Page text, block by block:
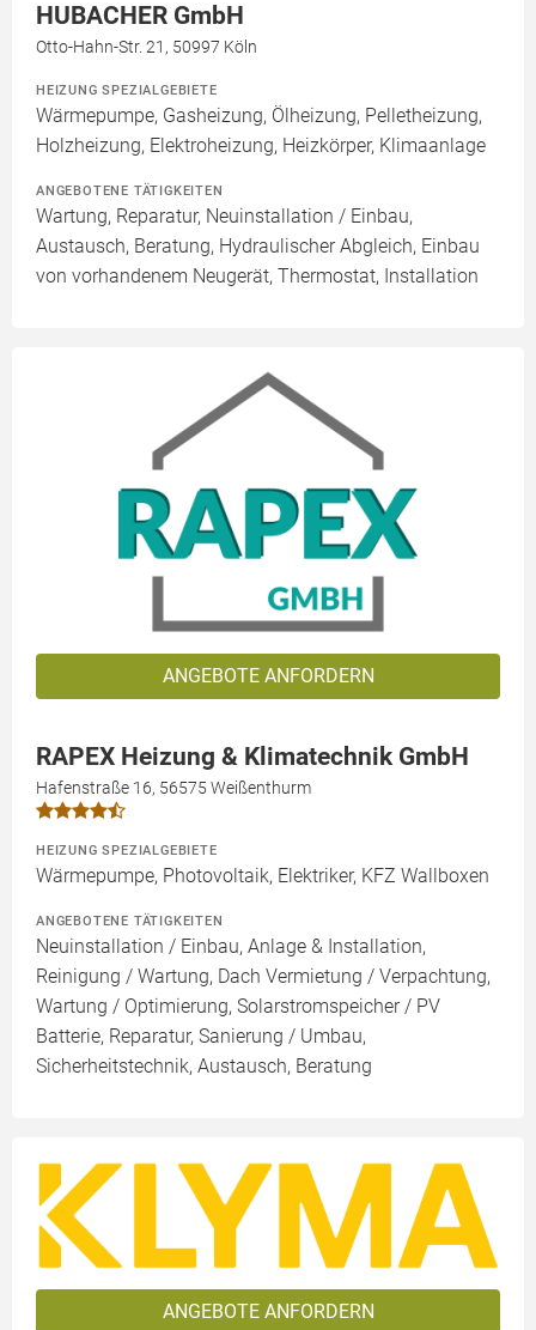
HUBACHER GmbH
Otto-Hahn-Str. 21, 50997 Köln
HEIZUNG SPEZIALGEBIETE
Wärmepumpe, Gasheizung, Ölheizung, Pelletheizung,
Holzheizung, Elektroheizung, Heizkörper, Klimaanlage
ANGEBOTENE TÄTIGKEITEN
Wartung, Reparatur, Neuinstallation / Einbau,
Austausch, Beratung, Hydraulischer Abgleich, Einbau
von vorhandenem Neugerät, Thermostat, Installation
ANGEBOTE ANFORDERN
RAPEX Heizung & Klimatechnik GmbH
Hafenstraße 16, 56575 Weißenthurm
HEIZUNG SPEZIALGEBIETE
Wärmepumpe, Photovoltaik, Elektriker, KFZ Wallboxen
ANGEBOTENE TÄTIGKEITEN
Neuinstallation / Einbau, Anlage & Installation,
Reinigung / Wartung, Dach Vermietung / Verpachtung,
Wartung / Optimierung, Solarstromspeicher / PV
Batterie, Reparatur, Sanierung / Umbau,
Sicherheitstechnik, Austausch, Beratung
ANGEBOTE ANFORDERN